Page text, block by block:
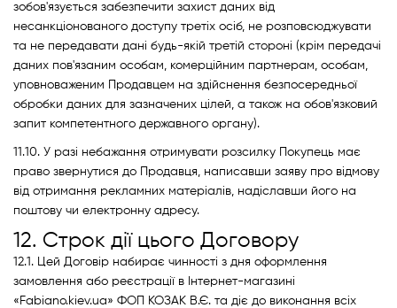
зобов'язується забезпечити захист даних від
несанкціонованого доступу третіх осіб, не розповсюджувати
та не передавати дані будь-якій третій стороні (крім передачі
даних пов'язаним особам, комерційним партнерам, особам,
уповноваженим Продавцем на здійснення безпосередньої
обробки даних для зазначених цілей, а також на обов'язковий
запит компетентного державного органу).
11.10. У разі небажання отримувати розсилку Покупець має
право звернутися до Продавця, написавши заяву про відмову
від отримання рекламних матеріалів, надіславши його на
поштову чи електронну адресу.
12. Строк дії цього Договору
12.1. Цей Договір набирає чинності з дня оформлення
замовлення або реєстрації в Інтернет-магазині
«Fabiano.kiev.ua» ФОП КОЗАК В.Є. та діє до виконання всіх